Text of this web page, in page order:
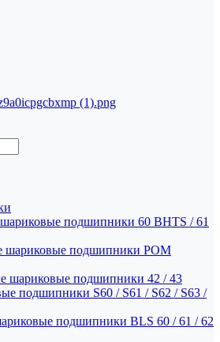
подшипники 60 BHTS / 61
шариковые подшипники POM
шариковые подшипники 42 / 43
подшипники S60 / S61 / S62 / S63 /
подшипники BLS 60 / 61 / 62